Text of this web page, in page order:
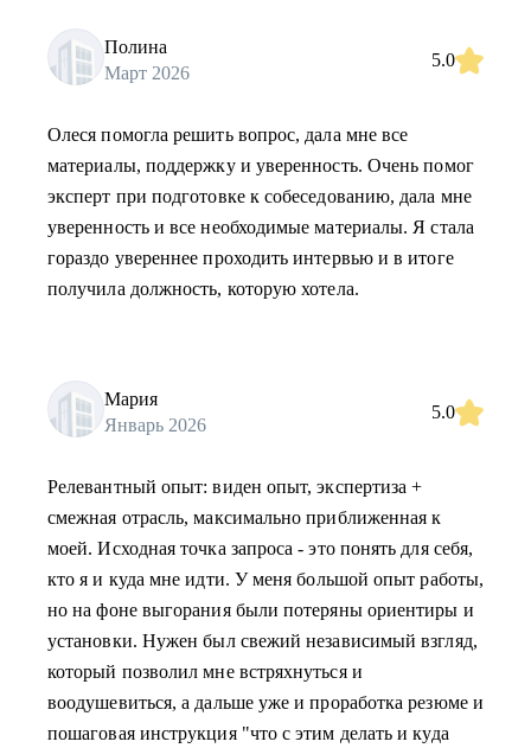
Полина
Март 2026
5.0
Олеся помогла решить вопрос, дала мне все
материалы, поддержку и уверенность. Очень помог
эксперт при подготовке к собеседованию, дала мне
уверенность и все необходимые материалы. Я стала
гораздо увереннее проходить интервью и в итоге
получила должность, которую хотела.
Мария
Январь 2026
5.0
Релевантный опыт: виден опыт, экспертиза +
смежная отрасль, максимально приближенная к
моей. Исходная точка запроса - это понять для себя,
кто я и куда мне идти. У меня большой опыт работы,
но на фоне выгорания были потеряны ориентиры и
установки. Нужен был свежий независимый взгляд,
который позволил мне встряхнуться и
воодушевиться, а дальше уже и проработка резюме и
пошаговая инструкция "что с этим делать и куда